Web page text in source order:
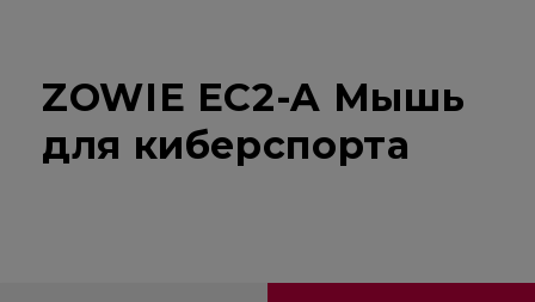
ZOWIE EC2-A Мышь
для киберспорта